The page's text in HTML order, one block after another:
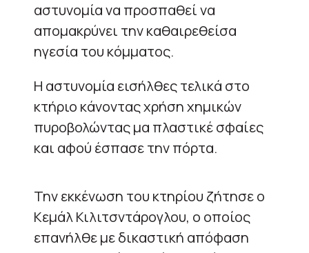
αστυνομία να προσπαθεί να
απομακρύνει την καθαιρεθείσα
ηγεσία του κόμματος.
Η αστυνομία εισήλθες τελικά στο
κτήριο κάνοντας χρήση χημικών
πυροβολώντας μα πλαστικέ σφαίες
και αφού έσπασε την πόρτα.
Την εκκένωση του κτηρίου ζήτησε ο
Κεμάλ Κιλιτσντάρογλου, ο οποίος
επανήλθε με δικαστική απόφαση